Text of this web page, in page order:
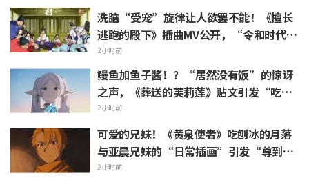
洗脑“受宠”旋律让人欲罢不能！《擅长
逃跑的殿下》插曲MV公开，“令和时代的
时代剧居然出角色歌”引发热议
2小时前
鳗鱼加鱼子酱！？“居然没有饭”的惊讶
之声，《葬送的芙莉莲》贴文引发“吃白
烧才是懂行”的热烈反响
2小时前
可爱的兄妹！《黄泉使者》吃刨冰的月落
与亚晨兄妹的“日常插画”引发“尊到升
天”“完全就是情侣嘛”等热烈反响
2小时前